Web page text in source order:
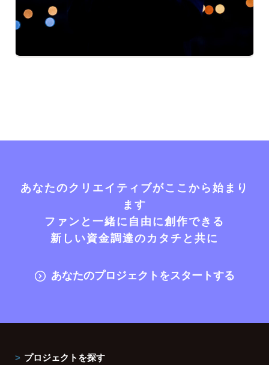
あなたのクリエイティブがここから始まり
ます
ファンと一緒に自由に創作できる
新しい資金調達のカタチと共に
あなたのプロジェクトをスタートする
プロジェクトを探す